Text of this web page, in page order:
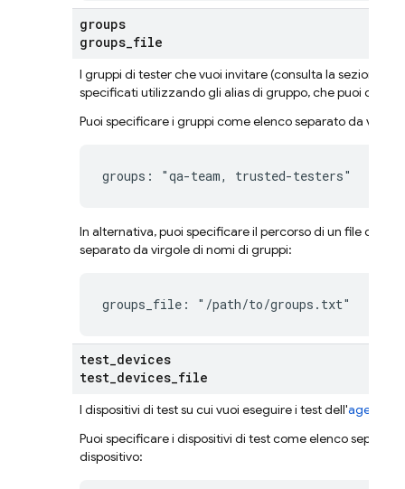
groups
groups_file
I gruppi di tester che vuoi invitare (consulta la sezione
specificati utilizzando gli alias di gruppo, che puoi
Puoi specificare i gruppi come elenco separato da
groups: "qa-team, trusted-testers"
In alternativa, puoi specificare il percorso di un file di
separato da virgole di nomi di gruppi:
groups_file: "/path/to/groups.txt"
test_devices
test_devices_file
I dispositivi di test su cui vuoi eseguire i test dell'agente
Puoi specificare i dispositivi di test come elenco
dispositivo: